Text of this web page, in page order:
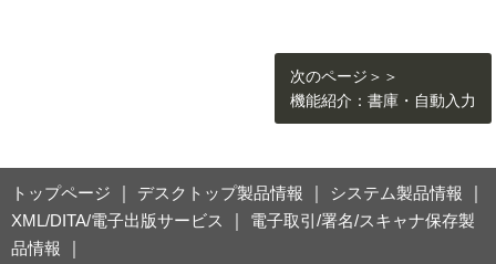
次のページ＞＞
機能紹介：書庫・自動入力
トップページ デスクトップ製品情報 システム製品情報
XML/DITA/電子出版サービス
電子取引/署名/スキャナ保存製
品情報